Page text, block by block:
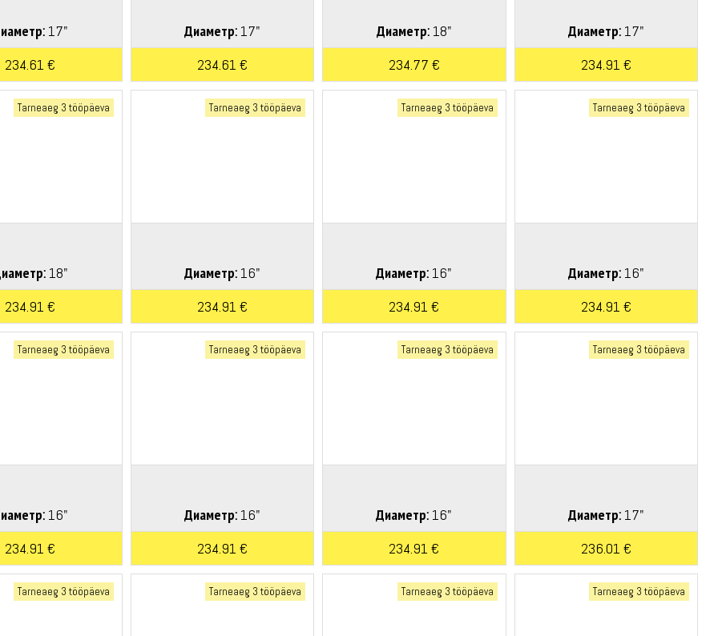
17"
234.61 €
Диаметр:17"
234.61 €
Диаметр:18"
234.77 €
Диаметр:17"
234.91 €
Tarneaeg 3 tööpäeva
18"
234.91 €
Tarneaeg 3 tööpäeva
Диаметр:16"
234.91 €
Tarneaeg 3 tööpäeva
Диаметр: 16"
234.91 €
Tarneaeg 3 tööpäeva
Диаметр:16"
234.91 €
Tarneaeg 3 tööpäeva
16"
234.91 €
Tarneaeg 3 tööpäeva
Диаметр:16"
234.91 €
Tarneaeg 3 tööpäeva
Диаметр: 16"
234.91 €
Tarneaeg 3 tööpäeva
Диаметр:17"
236.01 €
Tarneaeg 3 tööpäeva Tarneaeg 3 tööpäeva Tarneaeg 3 tööpäeva Tarneaeg 3 tööpäeva